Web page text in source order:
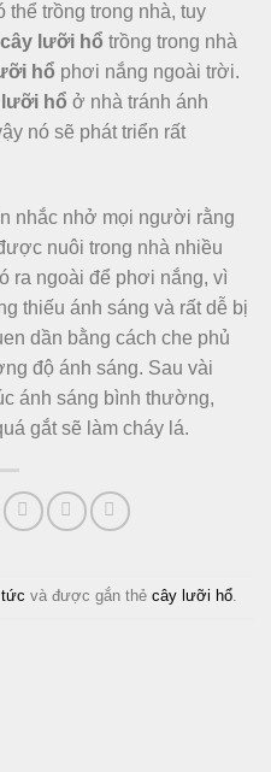
thể trồng trong nhà, tuy
cây lưỡi hổ trồng trong nhà
hổ phơi nắng ngoài trời.
hổ ở nhà tránh ánh
nó sẽ phát triển rất
nhắc nhở mọi người rằng
nuôi trong nhà nhiều
ra ngoài để phơi nắng, vì
thiếu ánh sáng và rất dễ bị
dần bằng cách che phủ
độ ánh sáng. Sau vài
ánh sáng bình thường,
gắt sẽ làm cháy lá.
và được gắn thẻ cây lưỡi hổ.